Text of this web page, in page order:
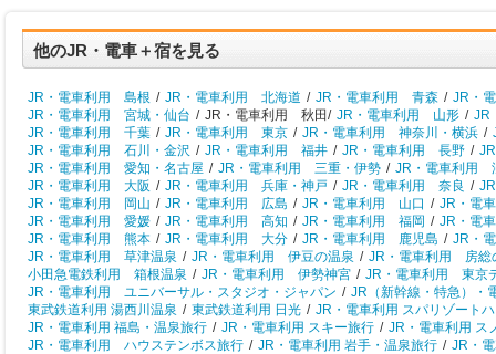
他のJR・電車＋宿を見る
JR・電車利用 島根 / JR・電車利用 北海道 / JR・電車利用 青森 / JR・
JR・電車利用 宮城・仙台 / JR・電車利用 秋田/ JR・電車利用 山形 / JR
JR・電車利用 千葉 / JR・電車利用 東京 / JR・電車利用 神奈川・横浜 /
JR・電車利用 石川・金沢 / JR・電車利用 福井 / JR・電車利用 長野 /
JR・電車利用 愛知・名古屋 / JR・電車利用 三重・伊勢 / JR・電車利用
JR・電車利用 大阪 / JR・電車利用 兵庫・神戸 / JR・電車利用 奈良 /
JR・電車利用 岡山 / JR・電車利用 広島 / JR・電車利用 山口 / JR・電
JR・電車利用 愛媛 / JR・電車利用 高知 / JR・電車利用 福岡 / JR・電
JR・電車利用 熊本 / JR・電車利用 大分 / JR・電車利用 鹿児島 / JR・
JR・電車利用 草津温泉 / JR・電車利用 伊豆の温泉 / JR・電車利用 房総
小田急電鉄利用 箱根温泉 / JR・電車利用 伊勢神宮 / JR・電車利用 東京
JR・電車利用 ユニバーサル・スタジオ・ジャパン / JR（新幹線・特急）・
東武鉄道利用 湯西川温泉 / 東武鉄道利用 日光 / JR・電車利用 スパリゾート
JR・電車利用 福島・温泉旅行 / JR・電車利用 スキー旅行 / JR・電車利用 ス
JR・電車利用 ハウステンボス旅行 / JR・電車利用 岩手・温泉旅行 / JR・